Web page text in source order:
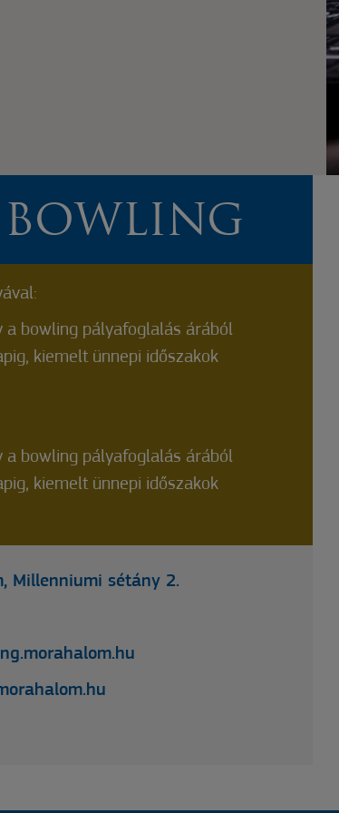
BOWLING
a bowling pályafoglalás árából
kiemelt ünnepi időszakok
a bowling pályafoglalás árából
kiemelt ünnepi időszakok
Millenniumi sétány 2.